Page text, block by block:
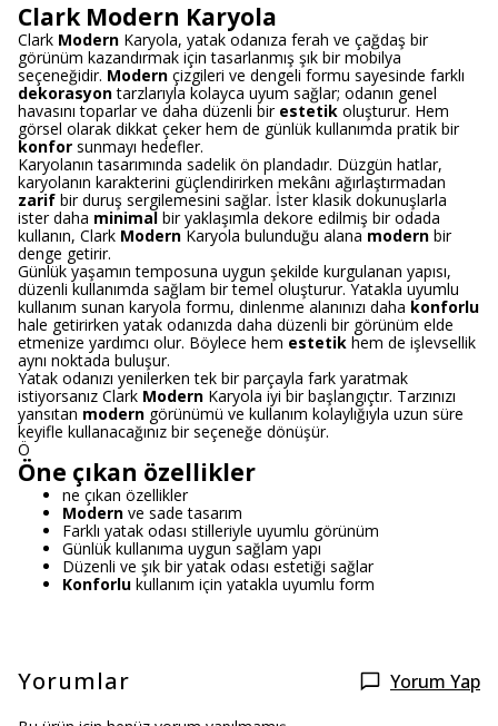
Clark Modern Karyola
Clark Modern Karyola, yatak odanıza ferah ve çağdaş bir
görünüm kazandırmak için tasarlanmış şık bir mobilya
seçeneğidir. Modern çizgileri ve dengeli formu sayesinde farklı
dekorasyontarzlarıyla kolayca uyum sağlar; odanın genel
havasını toparlar ve daha düzenli bir estetik oluşturur. Hem
görsel olarak dikkat çeker hem de günlük kullanımda pratik bir
konfor sunmayı hedefler.
Karyolanın tasarımında sadelik ön plandadır. Düzgün hatlar,
karyolanın karakterini güçlendirirken mekânı ağırlaştırmadan
zarif bir duruş sergilemesini sağlar. İster klasik dokunuşlarla
ister daha minimal bir yaklaşımla dekore edilmiş bir odada
kullanın, Clark ModernKaryola bulunduğu alanamodern bir
denge getirir.
Günlük yaşamın temposuna uygun şekilde kurgulanan yapısı,
düzenli kullanımda sağlam bir temel oluşturur. Yatakla uyumlu
kullanım sunan karyola formu, dinlenme alanınızı daha konforlu
hale getirirken yatak odanızda daha düzenli bir görünüm elde
etmenize yardımcı olur. Böylece hem estetik hem de işlevsellik
aynı noktada buluşur.
Yatak odanızı yenilerken tek bir parçayla fark yaratmak
istiyorsanız Clark Modern Karyola iyi bir başlangıçtır. Tarzınızı
yansıtan modern görünümü ve kullanım kolaylığıyla uzun süre
keyifle kullanacağınız bir seçeneğe dönüşür.
Ö
Öne çıkan özellikler
ne çıkan özellikler
Modern ve sade tasarım
Farklı yatak odası stilleriyle uyumlu görünüm
Günlük kullanıma uygun sağlam yapı
Düzenli ve şık bir yatak odası estetiği sağlar
Konforlu kullanım için yatakla uyumlu form
Yorumlar Yorum Yap